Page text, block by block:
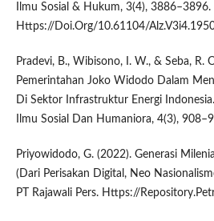
Ilmu Sosial & Hukum, 3(4), 3886–3896.
Https://Doi.Org/10.61104/
Pradevi, B., Wibisono, I. W., & Seba, R.
Pemerintahan Joko Widodo Dalam
Di Sektor Infrastruktur Energi
Ilmu Sosial Dan Humaniora, 4(3),
Priyowidodo, G. (2022). Generasi
(Dari Perisakan Digital, Neo
PT Rajawali Pers. Https://